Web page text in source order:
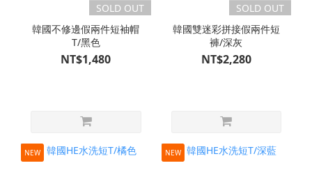
SOLD OUT
韓國不修邊假兩件短袖帽
T/黑色
NT$1,480
SOLD OUT
韓國雙迷彩拼接假兩件短
褲/深灰
NT$2,280
NEW NEW